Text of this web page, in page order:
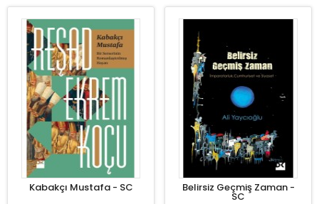
Kabakçı Mustafa - SC Belirsiz Geçmiş Zaman -
SC